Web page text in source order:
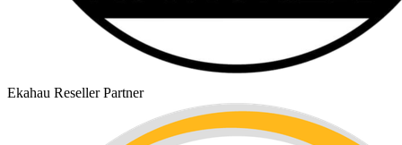
Ekahau Reseller Partner